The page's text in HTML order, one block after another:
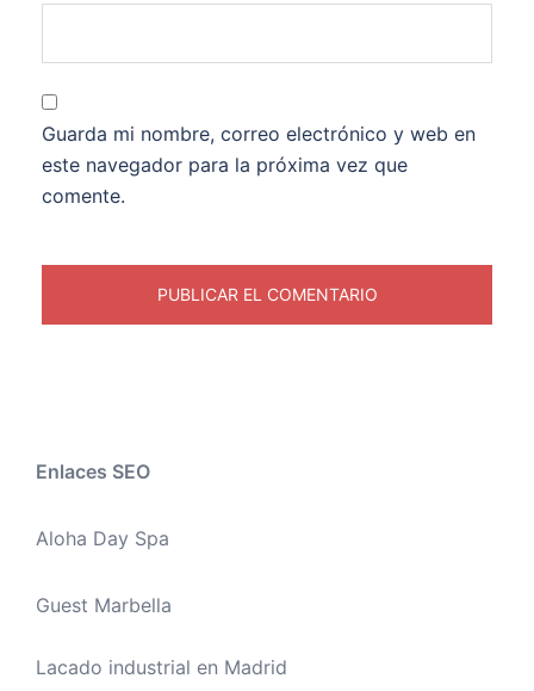
Guarda mi nombre, correo electrónico y web en
este navegador para la próxima vez que
comente.
Enlaces SEO
Aloha Day Spa
Guest Marbella
Lacado industrial en Madrid